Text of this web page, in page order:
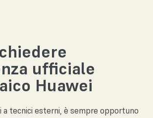
ufficiale
Huawei
a tecnici esterni, è sempre opportuno